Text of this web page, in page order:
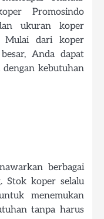
Promosindo
ukuran koper
Mulai dari koper
Anda dapat
kebutuhan
berbagai
Stok koper selalu
menemukan
tanpa harus